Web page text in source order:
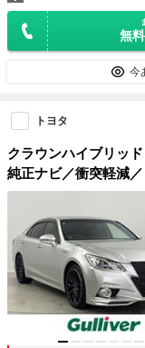
無
今
トヨタ
クラウンハイブリッ
純正ナビ／衝突軽減
／ステアリングヒー
シートヒーター／ベ
ラー